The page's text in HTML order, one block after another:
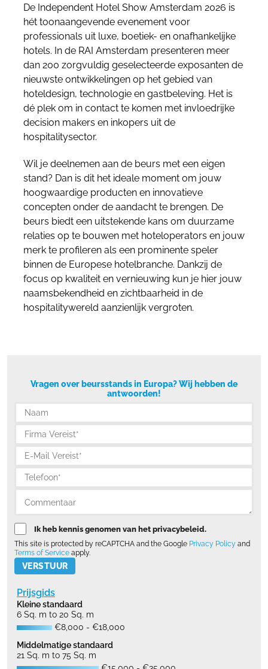
De Independent Hotel Show Amsterdam 2026 is
hét toonaangevende evenement voor
professionals uit luxe, boetiek- en onafhankelijke
hotels. In de RAI Amsterdam presenteren meer
dan 200 zorgvuldig geselecteerde exposanten de
nieuwste ontwikkelingen op het gebied van
hoteldesign, technologie en gastbeleving. Het is
dé plek om in contact te komen met invloedrijke
decision makers en inkopers uit de
hospitalitysector.
Wil je deelnemen aan de beurs met een eigen
stand? Dan is dit het ideale moment om jouw
hoogwaardige producten en innovatieve
concepten onder de aandacht te brengen. De
beurs biedt een uitstekende kans om duurzame
relaties op te bouwen met hoteloperators en jouw
merk te profileren als een prominente speler
binnen de Europese hotelbranche. Dankzij de
focus op kwaliteit en vernieuwing kun je hier jouw
naamsbekendheid en zichtbaarheid in de
hospitalitywereld aanzienlijk vergroten.
Vragen over beursstands in Europa? Wij hebben de
antwoorden!
Ik heb kennis genomen van het privacybeleid.
This site is protected by reCAPTCHA and the Google Privacy Policy and
Terms of Service apply.
Please leave this field empty.
Prijsgids
Kleine standaard
6 Sq. m to 20 Sq. m
€8,000 - €18,000
Middelmatige standaard
21 Sq. m to 75 Sq. m